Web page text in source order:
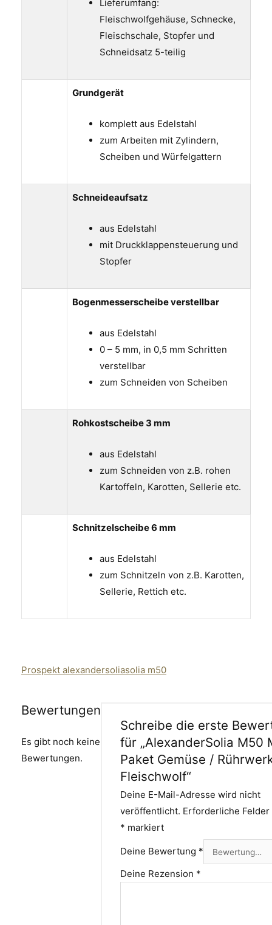
Lieferumfang:
Fleischwolfgehäuse, Schnecke,
Fleischschale, Stopfer und
Schneidsatz 5-teilig
Grundgerät
komplett aus Edelstahl
zum Arbeiten mit Zylindern,
Scheiben und Würfelgattern
Schneideaufsatz
aus Edelstahl
mit Druckklappensteuerung und
Stopfer
Bogenmesserscheibe verstellbar
aus Edelstahl
0 – 5 mm, in 0,5 mm Schritten
verstellbar
zum Schneiden von Scheiben
Rohkostscheibe 3 mm
aus Edelstahl
zum Schneiden von z.B. rohen
Kartoffeln, Karotten, Sellerie etc.
Schnitzelscheibe 6 mm
aus Edelstahl
zum Schnitzeln von z.B. Karotten,
Sellerie, Rettich etc.
Prospekt alexandersoliasolia m50
Bewertungen
Es gibt noch keine
Bewertungen.
Schreibe die erste
für „AlexanderSolia M50
Paket Gemüse /
Fleischwolf“
Deine E-Mail-Adresse wird nicht
veröffentlicht. Erforderliche
* markiert
Deine Bewertung *
Deine Rezension *